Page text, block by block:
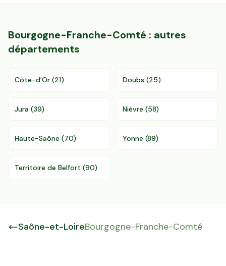
Bourgogne-Franche-Comté : autres
départements
Côte-d'Or (21) Doubs (25)
Jura (39) Nièvre (58)
Haute-Saône (70) Yonne (89)
Territoire de Belfort (90)
Saône-et-LoireBourgogne-Franche-Comté